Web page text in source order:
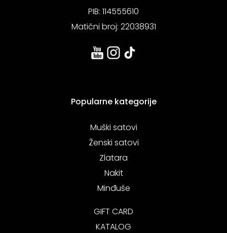
PIB: 114555610
Matični broj: 22038931
Popularne kategorije
Muški satovi
Ženski satovi
Zlatara
Nakit
Minđuše
GIFT CARD
KATALOG